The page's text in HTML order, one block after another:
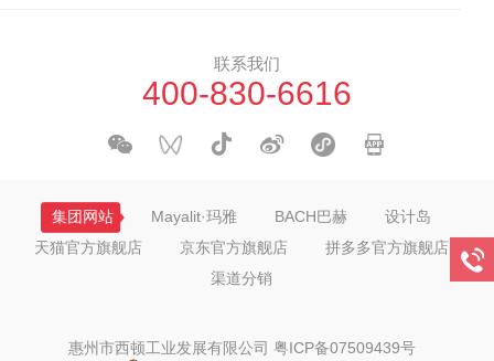
联系我们
400-830-6616
集团网站 Mayalit·玛雅 BACH巴赫
设计岛
天猫官方旗舰店
京东官方旗舰店
拼多多官方旗舰店
渠道分销
惠州市西顿工业发展有限公司 粤ICP备07509439号